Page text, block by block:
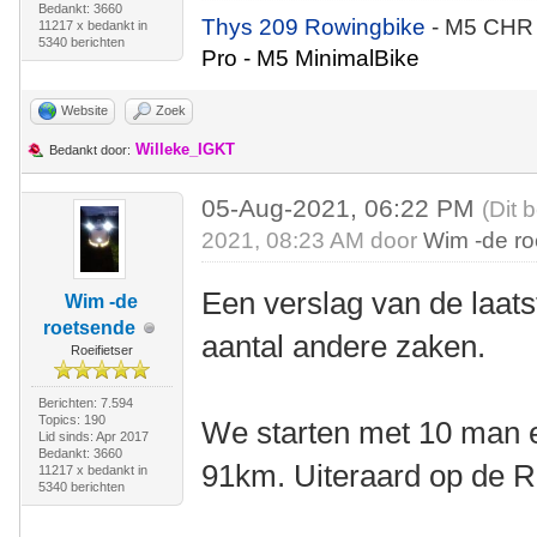
Bedankt: 3660
11217 x bedankt in
5340 berichten
Thys 209 Rowingbike- M5
Pro - M5 MinimalBike
Website Zoek
Bedankt door: Willeke_IGKT
Wim -de
roetsende
Roeifietser
Berichten: 7.594
Topics: 190
Lid sinds: Apr 2017
Bedankt: 3660
11217 x bedankt in
5340 berichten
05-Aug-2021, 06:22 PM (Dit
2021, 08:23 AM doorWim -de
Een verslag van de
aantal andere zaken.
We starten met 10 man
91km. Uiteraard op de